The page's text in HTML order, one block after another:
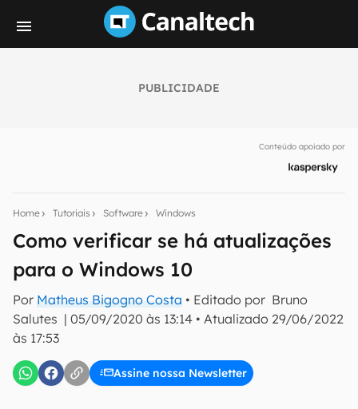
PUBLICIDADE
Conteúdo apoiado por
Home Tutoriais Software Windows
Como verificar se há atualizações
para o Windows 10
Por Matheus Bigogno Costa • Editado por Bruno
Salutes | 05/09/2020 às 13:14 • Atualizado 29/06/2022
às 17:53
Assine nossa Newsletter
notícias e reviews sobre tecnologia em primeira
inscreva-se
Confirmo que li, aceito e concordo com os Termos de
Uso e Política de Privacidade do Canaltech.